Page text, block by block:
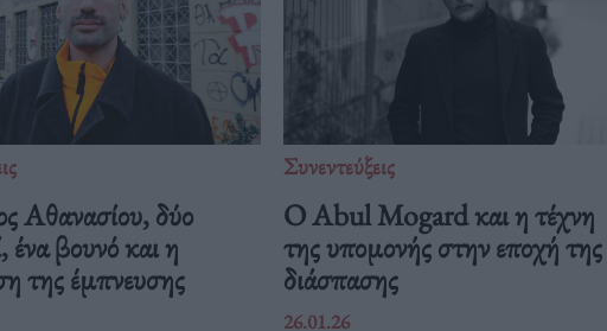
Αθανασίου, δύο
ένα βουνό και η
της έμπνευσης
Συνεντεύξεις
Ο Abul Mogard και η τέχνη
της υπομονής στην εποχή της
διάσπασης
26.01.26